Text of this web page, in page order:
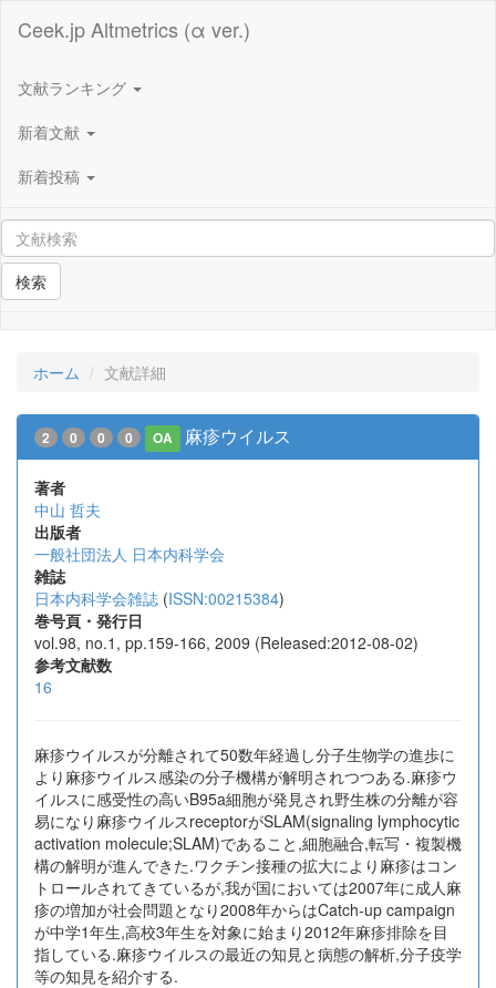
Ceek.jp Altmetrics (α ver.)
文献ランキング
新着文献
新着投稿
検索
ホーム 文献詳細
2 0 0 0 OA 麻疹ウイルス
著者
中山 哲夫
出版者
一般社団法人 日本内科学会
雑誌
日本内科学会雑誌 (ISSN:00215384)
巻号頁・発行日
vol.98, no.1, pp.159-166, 2009 (Released:2012-08-02)
参考文献数
16
麻疹ウイルスが分離されて50数年経過し分子生物学の進歩に
より麻疹ウイルス感染の分子機構が解明されつつある.麻疹ウ
イルスに感受性の高いB95a細胞が発見され野生株の分離が容
易になり麻疹ウイルスreceptorがSLAM(signaling lymphocytic
activation molecule;SLAM)であること,細胞融合,転写・複製機
構の解明が進んできた.ワクチン接種の拡大により麻疹はコン
トロールされてきているが,我が国においては2007年に成人麻
疹の増加が社会問題となり2008年からはCatch-up campaign
が中学1年生,高校3年生を対象に始まり2012年麻疹排除を目
指している.麻疹ウイルスの最近の知見と病態の解析,分子疫学
等の知見を紹介する.